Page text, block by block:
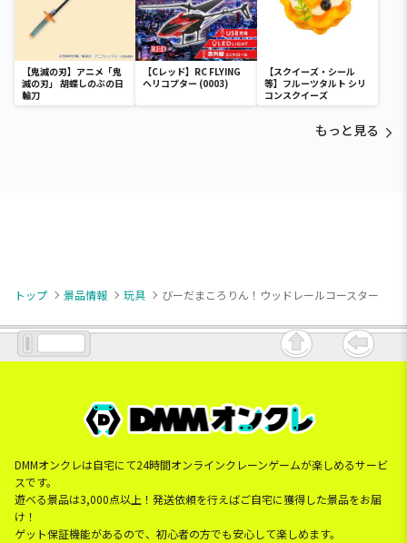
【鬼滅の刃】アニメ「鬼
滅の刃」 胡蝶しのぶの日
輪刀
【Cレッド】RC FLYING
ヘリコプター (0003)
【スクイーズ・シール
等】フルーツタルト シリ
コンスクイーズ
もっと見る
トップ 景品情報 玩具 びーだまころりん！ウッドレールコースター
DMMオンクレは自宅にて24時間オンラインクレーンゲームが楽しめるサービ
スです。
遊べる景品は3,000点以上！発送依頼を行えばご自宅に獲得した景品をお届
け！
ゲット保証機能があるので、初心者の方でも安心して楽しめます。